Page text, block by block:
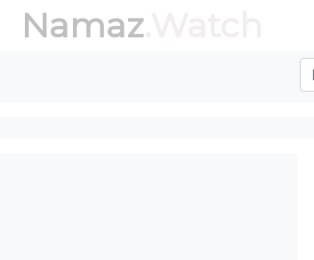
Namaz.Watch